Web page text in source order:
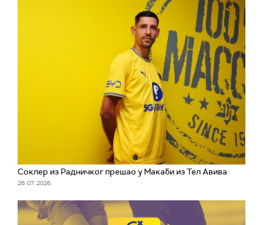
Соклер из Радничког прешао у Макаби из Тел Авива
26. 07. 2026.